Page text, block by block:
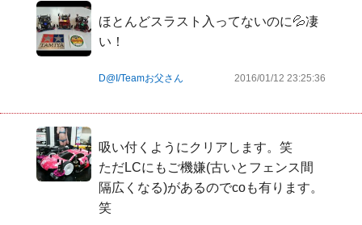
ほとんどスラスト入ってないのに💦凄
い！
D@I/Teamお父さん 2016/01/12 23:25:36
吸い付くようにクリアします。笑
ただLCにもご機嫌(古いとフェンス間
隔広くなる)があるのでcoも有ります。
笑